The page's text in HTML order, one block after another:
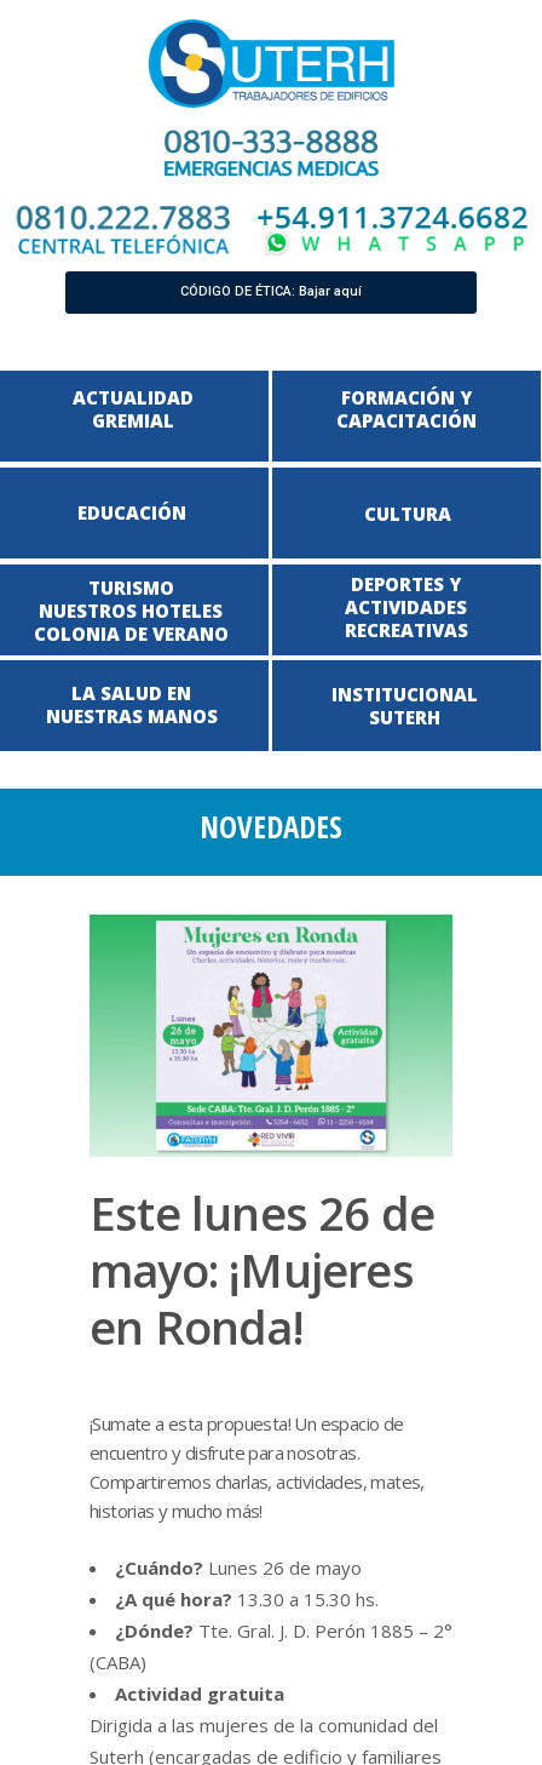
CÓDIGO DE ÉTICA: Bajar aquí
ACTUALIDAD
GREMIAL
EDUCACIÓN CULTURA
TURISMO
NUESTROS HOTELES
COLONIA DE VERANO
DEPORTES Y
ACTIVIDADES
RECREATIVAS
LA SALUD EN
NUESTRAS MANOS
INSTITUCIONAL
SUTERH
FORMACIÓN Y
CAPACITACIÓN
NOVEDADES
Este lunes 26 de
mayo: ¡Mujeres
en Ronda!
¡Sumate a esta propuesta! Un espacio de
encuentro y disfrute para nosotras.
Compartiremos charlas, actividades, mates,
historias y mucho más!
¿Cuándo? Lunes 26 de mayo
¿A qué hora? 13.30 a 15.30 hs.
¿Dónde? Tte. Gral. J. D. Perón 1885 – 2°
(CABA)
Actividad gratuita
Dirigida a las mujeres de la comunidad del
Suterh (encargadas de edificio y familiares